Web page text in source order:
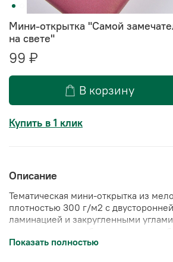
Мини-открытка "Самой
на свете"
99 ₽
В корзину
Купить в 1 клик
Описание
Тематическая мини-открытка из
плотностью 300 г/м2 с
ламинацией и закругленными углами
самым особенным людям в вашей
Показать полностью